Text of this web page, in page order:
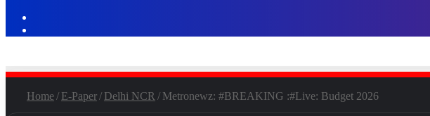
Home/ E-Paper/ Delhi NCR / Metronewz: #BREAKING :#Live: Budget 2026